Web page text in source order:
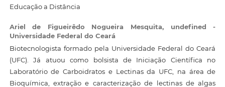
Educação a Distância
Ariel de Figueirêdo Nogueira Mesquita, undefined -
Universidade Federal do Ceará
Biotecnologista formado pela Universidade Federal do Ceará
(UFC). Já atuou como bolsista de Iniciação Científica no
Laboratório de Carboidratos e Lectinas da UFC, na área de
Bioquímica, extração e caracterização de lectinas de algas